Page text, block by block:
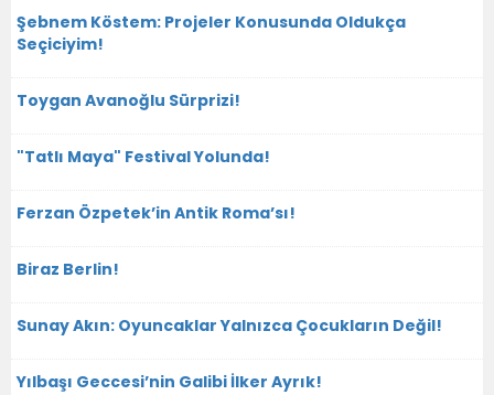
Şebnem Köstem: Projeler Konusunda Oldukça
Seçiciyim!
Toygan Avanoğlu Sürprizi!
"Tatlı Maya" Festival Yolunda!
Ferzan Özpetek’in Antik Roma’sı!
Biraz Berlin!
Sunay Akın: Oyuncaklar Yalnızca Çocukların Değil!
Yılbaşı Geccesi’nin Galibi İlker Ayrık!